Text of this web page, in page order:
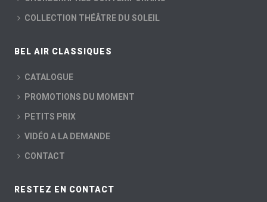
COLLECTION THÉÂTRE DU SOLEIL
BEL AIR CLASSIQUES
CATALOGUE
PROMOTIONS DU MOMENT
PETITS PRIX
VIDÉO A LA DEMANDE
CONTACT
RESTEZ EN CONTACT